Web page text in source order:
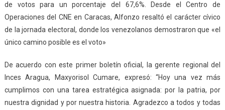
de votos para un porcentaje del 67,6%. Desde el Centro de
Operaciones del CNE en Caracas, Alfonzo resaltó el carácter cívico
de la jornada electoral, donde los venezolanos demostraron que «el
único camino posible es el voto»
De acuerdo con este primer boletín oficial, la gerente regional del
Inces Aragua, Maxyorisol Cumare, expresó: “Hoy una vez más
cumplimos con una tarea estratégica asignada: por la patria, por
nuestra dignidad y por nuestra historia. Agradezco a todos y todas